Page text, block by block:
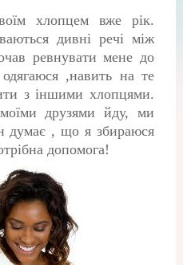
хлопцем вже рік.
дивні речі між
ревнувати мене до
,навить на те
з іншими хлопцями.
друзями йду, ми
думає , що я збираюся
допомога!